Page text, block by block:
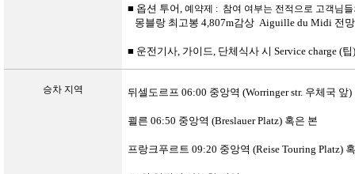
■ 옵션 투어, 예약제 : 참여 여부는 전적으로 고객님
몽블랑 최고봉4,807m감상 Aiguille du Midi 전
■ 운전기사, 가이드, 단체식사 시 Service charge (팁
승차 지역 뒤셀도르프 06:00 중앙역 (Worringer str. 우체국 앞)
쾰른 06:50 중앙역 (Breslauer Platz) 혹은 본
프랑크푸르트 09:20 중앙역 (Reise Touring Platz)